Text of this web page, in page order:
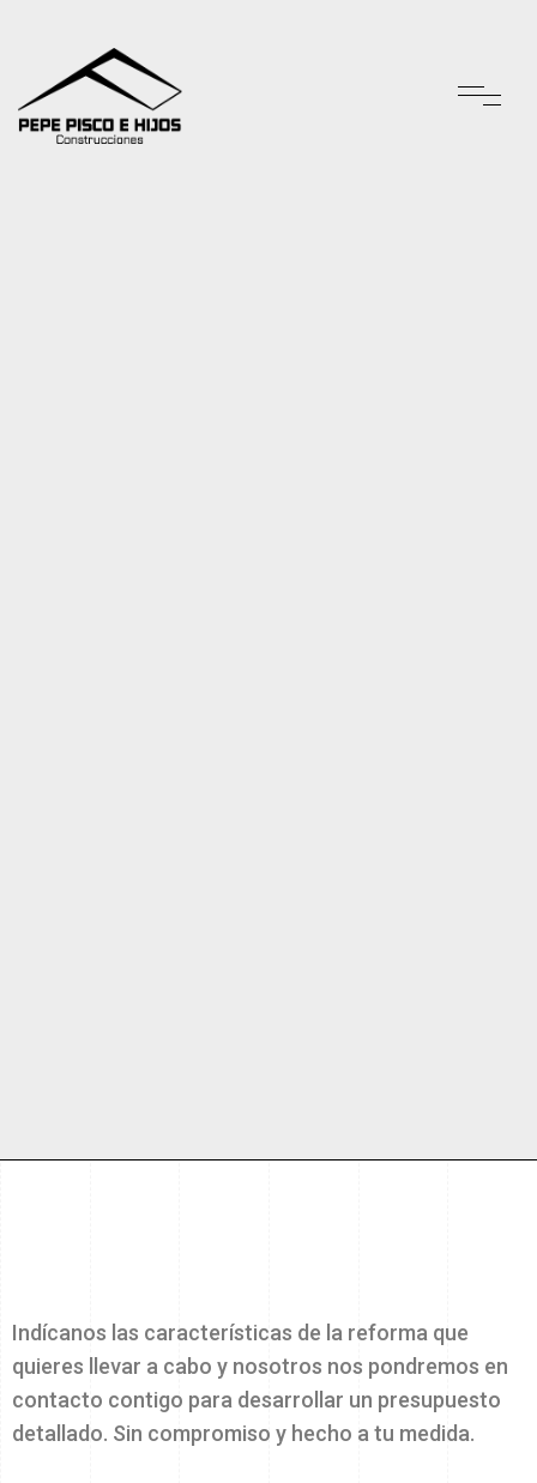
Indícanos las características de la reforma que
quieres llevar a cabo y nosotros nos pondremos en
contacto contigo para desarrollar un presupuesto
detallado. Sin compromiso y hecho a tu medida.